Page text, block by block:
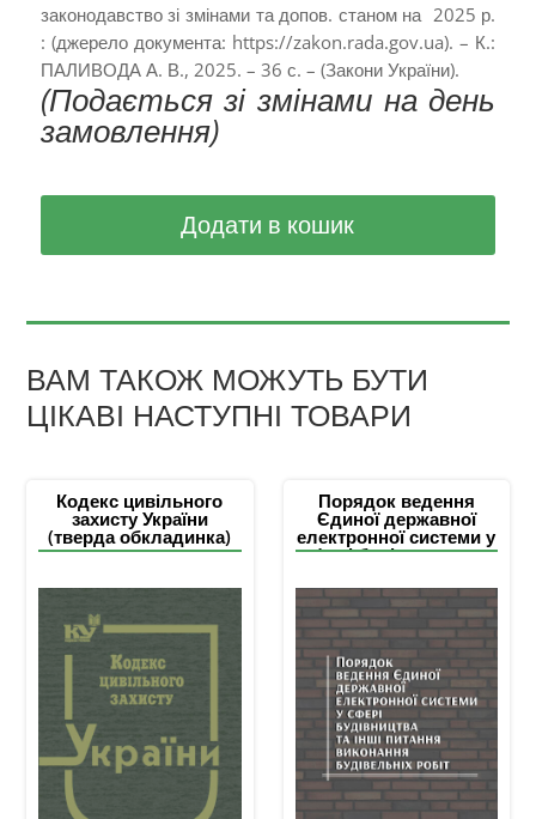
законодавство зі змінами та допов. станом на 2025 р.
: (джерело документа: https://zakon.rada.gov.ua). – К.:
ПАЛИВОДА А. В., 2025. – 36 с. – (Закони України).
(Подається зі змінами на день
замовлення)
Додати в кошик
ВАМ ТАКОЖ МОЖУТЬ БУТИ
ЦІКАВІ НАСТУПНІ ТОВАРИ
Кодекс цивільного
захисту України
(тверда обкладинка)
Порядок ведення
Єдиної державної
електронної системи у
сфері будівництва та
виконання
будівельніх робіт